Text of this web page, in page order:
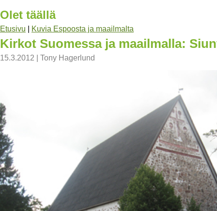
Olet täällä
Etusivu Kuvia Espoosta ja maailmalta
Kirkot Suomessa ja maailmalla:
15.3.2012 Tony Hagerlund